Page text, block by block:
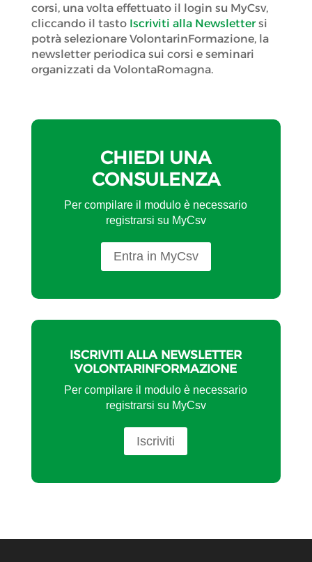
corsi, una volta effettuato il login su MyCsv,
cliccando il tasto Iscriviti alla Newslettersi
potrà selezionare VolontarinFormazione, la
newsletter periodica sui corsi e seminari
organizzati da VolontaRomagna.
CHIEDI UNA
CONSULENZA
Per compilare il modulo è necessario
registrarsi su MyCsv
Entra in MyCsv
ISCRIVITI ALLA NEWSLETTER
VOLONTARINFORMAZIONE
Per compilare il modulo è necessario
registrarsi su MyCsv
Iscriviti